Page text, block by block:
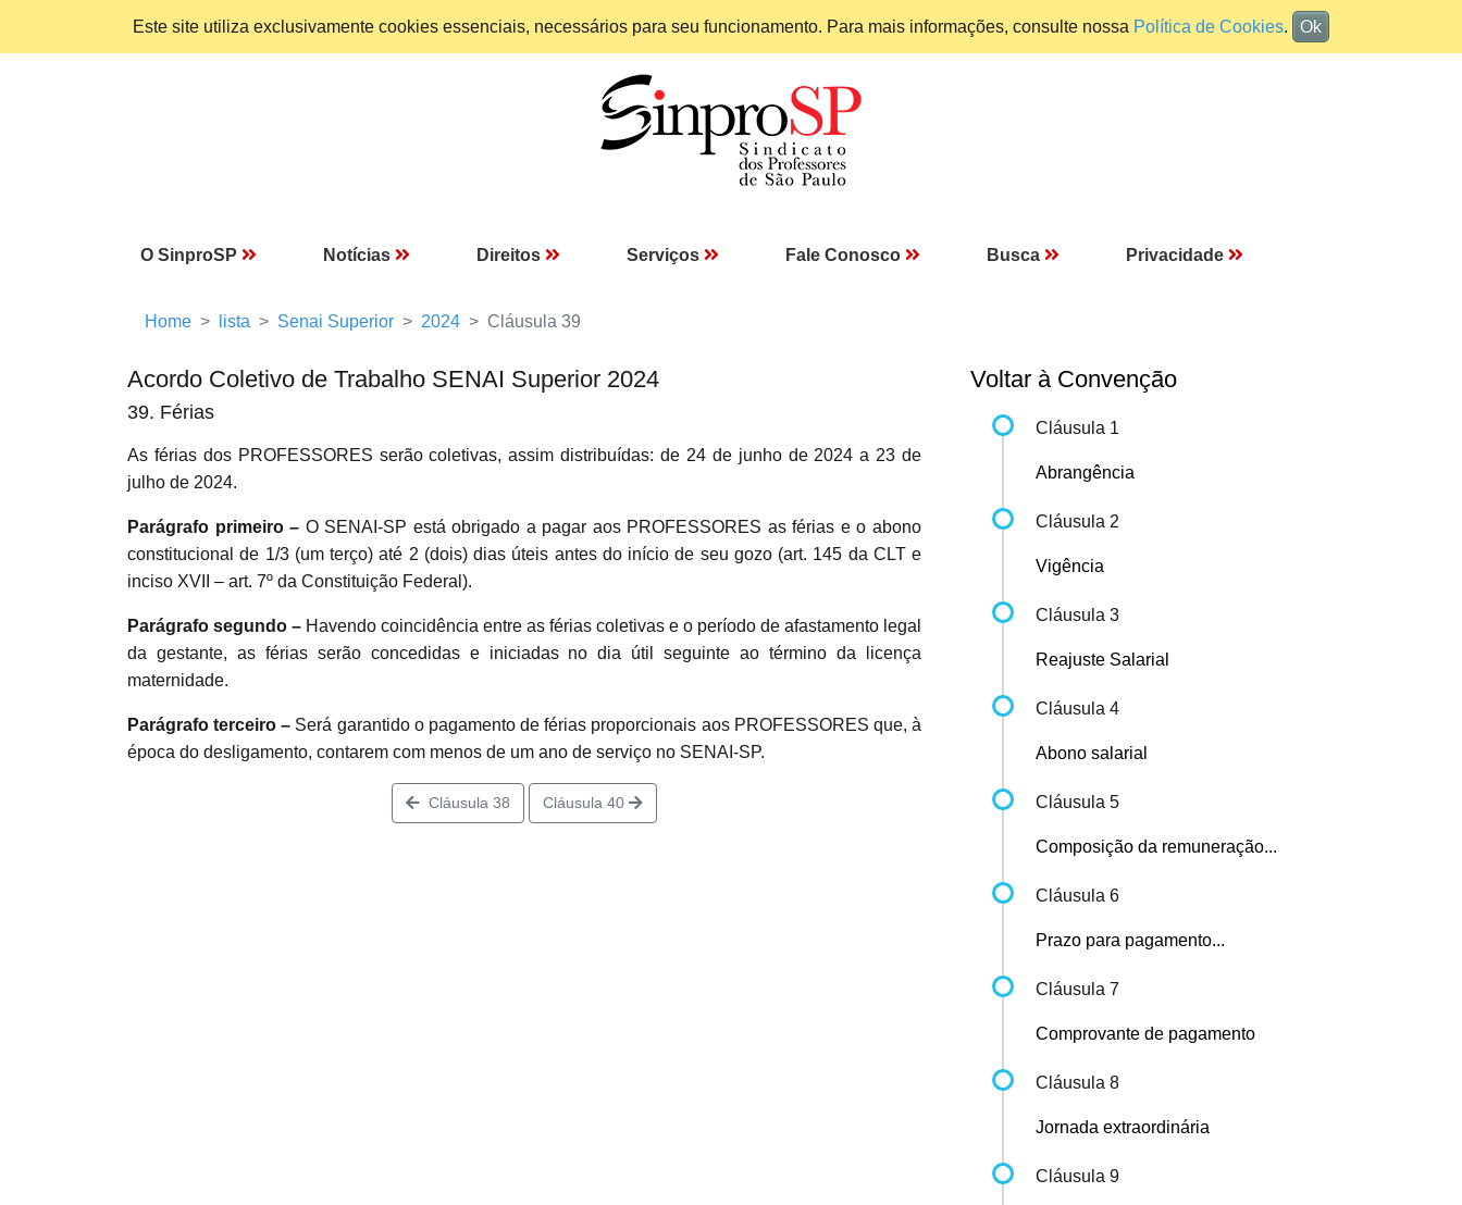
Este site utiliza exclusivamente cookies essenciais, necessários para seu funcionamento. Para mais informações, consulte nossa Política de Cookies. Ok
O SinproSP Notícias Direitos Serviços Fale Conosco Busca Privacidade
Home lista Senai Superior 2024 Cláusula 39
Acordo Coletivo de Trabalho SENAI Superior 2024
39. Férias
As férias dos PROFESSORES serão coletivas, assim distribuídas: de 24 de junho de 2024 a 23 de
julho de 2024.
Parágrafo primeiro – O SENAI-SP está obrigado a pagar aos PROFESSORES as férias e o abono
constitucional de 1/3 (um terço) até 2 (dois) dias úteis antes do início de seu gozo (art. 145 da CLT e
inciso XVII – art. 7º da Constituição Federal).
Parágrafo segundo – Havendo coincidência entre as férias coletivas e o período de afastamento legal
da gestante, as férias serão concedidas e iniciadas no dia útil seguinte ao término da licença
maternidade.
Parágrafo terceiro – Será garantido o pagamento de férias proporcionais aos PROFESSORES que, à
época do desligamento, contarem com menos de um ano de serviço no SENAI-SP.
Cláusula 38 Cláusula 40
Voltar à Convenção
Cláusula 1
Abrangência
Cláusula 2
Vigência
Cláusula 3
Reajuste Salarial
Cláusula 4
Abono salarial
Cláusula 5
Composição da remuneração...
Cláusula 6
Prazo para pagamento...
Cláusula 7
Comprovante de pagamento
Cláusula 8
Jornada extraordinária
Cláusula 9